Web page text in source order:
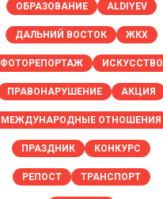
ОБРАЗОВАНИЕ ALDIYEV
ДАЛЬНИЙ ВОСТОК ЖКХ
ФОТОРЕПОРТАЖ ИСКУССТВО
ПРАВОНАРУШЕНИЕ АКЦИЯ
МЕЖДУНАРОДНЫЕ ОТНОШЕНИЯ
ПРАЗДНИК КОНКУРС
РЕПОСТ ТРАНСПОРТ